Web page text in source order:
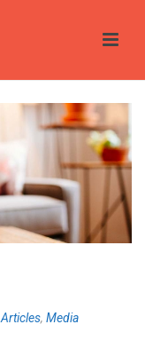
Articles, Media